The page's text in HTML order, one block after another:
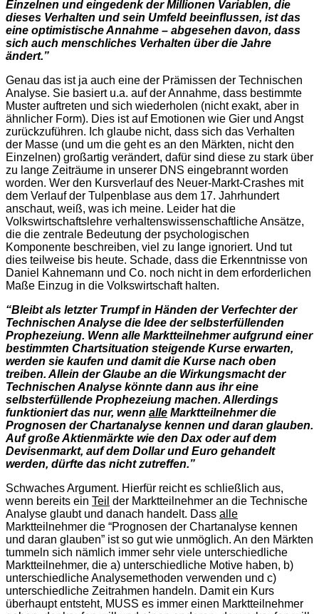
Einzelnen und eingedenk der Millionen Variablen, die
dieses Verhalten und sein Umfeld beeinflussen, ist das
eine optimistische Annahme – abgesehen davon, dass
sich auch menschliches Verhalten über die Jahre
ändert.”
Genau das ist ja auch eine der Prämissen der Technischen
Analyse. Sie basiert u.a. auf der Annahme, dass bestimmte
Muster auftreten und sich wiederholen (nicht exakt, aber in
ähnlicher Form). Dies ist auf Emotionen wie Gier und Angst
zurückzuführen. Ich glaube nicht, dass sich das Verhalten
der Masse (und um die geht es an den Märkten, nicht den
Einzelnen) großartig verändert, dafür sind diese zu stark über
zu lange Zeiträume in unserer DNS eingebrannt worden
worden. Wer den Kursverlauf des Neuer-Markt-Crashes mit
dem Verlauf der Tulpenblase aus dem 17. Jahrhundert
anschaut, weiß, was ich meine. Leider hat die
Volkswirtschaftslehre verhaltenswissenschaftliche Ansätze,
die die zentrale Bedeutung der psychologischen
Komponente beschreiben, viel zu lange ignoriert. Und tut
dies teilweise bis heute. Schade, dass die Erkenntnisse von
Daniel Kahnemann und Co. noch nicht in dem erforderlichen
Maße Einzug in die Volkswirtschaft halten.
“Bleibt als letzter Trumpf in Händen der Verfechter der
Technischen Analyse die Idee der selbsterfüllenden
Prophezeiung. Wenn alle Marktteilnehmer aufgrund einer
bestimmten Chartsituation steigende Kurse erwarten,
werden sie kaufen und damit die Kurse nach oben
treiben. Allein der Glaube an die Wirkungsmacht der
Technischen Analyse könnte dann aus ihr eine
selbsterfüllende Prophezeiung machen. Allerdings
funktioniert das nur, wenn alle Marktteilnehmer die
Prognosen der Chartanalyse kennen und daran glauben.
Auf große Aktienmärkte wie den Dax oder auf dem
Devisenmarkt, auf dem Dollar und Euro gehandelt
werden, dürfte das nicht zutreffen.”
Schwaches Argument. Hierfür reicht es schließlich aus,
wenn bereits ein Teil der Marktteilnehmer an die Technische
Analyse glaubt und danach handelt. Dass alle
Marktteilnehmer die “Prognosen der Chartanalyse kennen
und daran glauben” ist so gut wie unmöglich. An den Märkten
tummeln sich nämlich immer sehr viele unterschiedliche
Marktteilnehmer, die a) unterschiedliche Motive haben, b)
unterschiedliche Analysemethoden verwenden und c)
unterschiedliche Zeitrahmen handeln. Damit ein Kurs
überhaupt entsteht, MUSS es immer einen Marktteilnehmer